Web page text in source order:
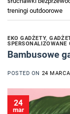
treningi outdoorowe
EKO GADŻETY,
SPERSONALIZOWANE
Bambusowe
POSTED ON 24
24
mar